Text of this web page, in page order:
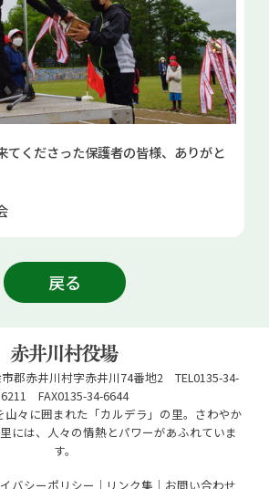
てくださった保護者の皆様、ありがと
戻る
郡赤井川村字赤井川74番地2 TEL0135-34-
6211 FAX0135-34-6644
山々に囲まれた「カルデラ」の里。さわやか
には、人々の情熱とパワーがあふれていま
す。
バシーポリシー リンク集 お問い合わせ